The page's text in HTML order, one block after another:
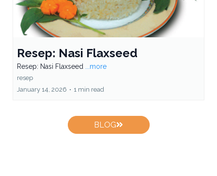
Resep: Nasi Flaxseed
Resep: Nasi Flaxseed ...more
resep
January 14, 2026 • 1 min read
BLOG